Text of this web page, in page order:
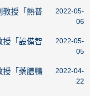
教授「熱普
2022-05-
06
授「設備智
2022-05-
05
授「藥膳鴨
2022-04-
22